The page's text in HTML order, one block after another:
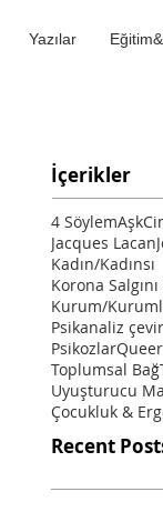
Yazılar
İçerikler
4 SöylemAşk
Jacques Lacan
Kadın/Kadınsı
Korona
Kurum/
Psikanaliz
Psikozlar
Toplumsal Bağ
Uyuşturucu
Çocukluk &
Recent